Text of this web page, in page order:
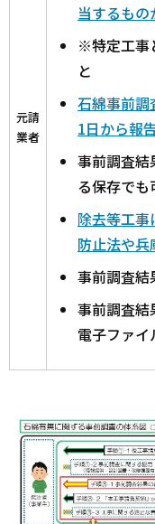
元請
業者
当するもの
※特定工事
と
石綿事前調
1日から報
事前調査結
る保存でも
除去等工
防止法や兵
事前調査結
事前調査結
電子ファイ